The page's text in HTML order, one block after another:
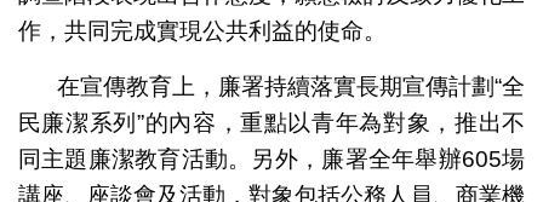
作，共同完成實現公共利益的使命。
在宣傳教育上，廉署持續落實長期宣傳計劃“全
民廉潔系列”的內容，重點以青年為對象，推出不
同主題廉潔教育活動。另外，廉署全年舉辦605場
講座、座談會及活動，對象包括公務人員、商業機